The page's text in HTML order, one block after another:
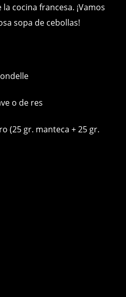
er
e
p
y
ai
l
at
s
cocina francesa. ¡Vamos
sopa de cebollas!
o de res
(25 gr. manteca + 25 gr.